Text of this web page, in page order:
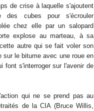
de crise à laquelle s'ajoutent
des cubes pour s'écrouler
chez elle par un salopard
explose au marteau, à sa
autre qui se fait voler son
sur le bitume avec une roue en
font s'interroger sur l'avenir de
qui ne se prend pas au
de la CIA (Bruce Willis,